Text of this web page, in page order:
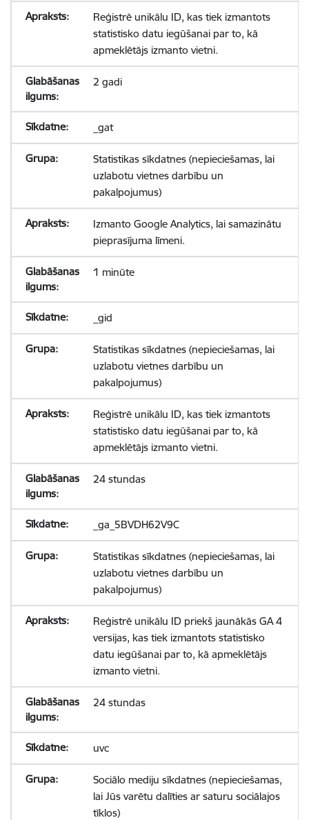
Reģistrē unikālu ID, kas tiek izmantots
statistisko datu iegūšanai par to, kā
apmeklētājs izmanto vietni.
2 gadi
_gat
Statistikas sīkdatnes (nepieciešamas, lai
uzlabotu vietnes darbību un
pakalpojumus)
Izmanto Google Analytics, lai samazinātu
pieprasījuma līmeni.
1 minūte
_gid
Statistikas sīkdatnes (nepieciešamas, lai
uzlabotu vietnes darbību un
pakalpojumus)
Reģistrē unikālu ID, kas tiek izmantots
statistisko datu iegūšanai par to, kā
apmeklētājs izmanto vietni.
24 stundas
_ga_5BVDH62V9C
Statistikas sīkdatnes (nepieciešamas, lai
uzlabotu vietnes darbību un
pakalpojumus)
Reģistrē unikālu ID priekš jaunākās GA 4
versijas, kas tiek izmantots statistisko
datu iegūšanai par to, kā apmeklētājs
izmanto vietni.
24 stundas
uvc
Sociālo mediju sīkdatnes (nepieciešamas,
lai Jūs varētu dalīties ar saturu sociālajos
tīklos)